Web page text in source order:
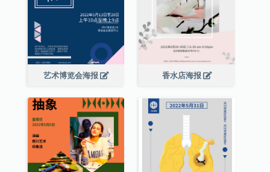
艺术博览会海报 香水店海报